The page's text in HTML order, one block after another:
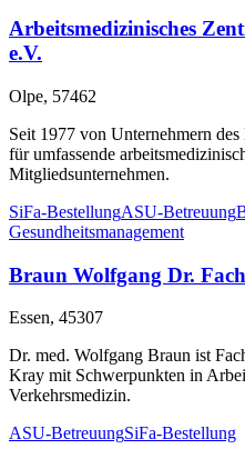
Arbeitsmedizinisches
e.V.
Olpe, 57462
Seit 1977 von Unternehmern
für umfassende
Mitgliedsunternehmen.
SiFa-BestellungASU-Betreuung
Gesundheitsmanagement
Braun Wolfgang Dr.
Essen, 45307
Dr. med. Wolfgang Braun ist
Kray mit Schwerpunkten in
Verkehrsmedizin.
ASU-BetreuungSiFa-Bestellung